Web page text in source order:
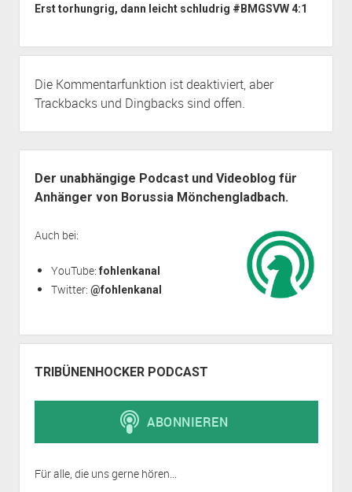
Erst torhungrig, dann leicht schludrig #BMGSVW 4:1
Die Kommentarfunktion ist deaktiviert, aber
Trackbacksund Dingbacks sind offen.
Der unabhängige Podcast und Videoblog für
Anhänger von Borussia Mönchengladbach.
Auch bei:
YouTube: fohlenkanal
Twitter: @fohlenkanal
TRIBÜNENHOCKER PODCAST
Für alle, die uns gerne hören...